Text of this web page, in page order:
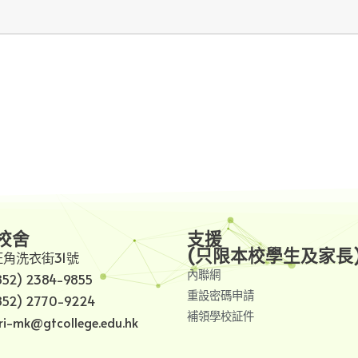
舍
洗衣街31號
2384-9855
2770-9224
mk@gtcollege.edu.hk
支援
(只限本校學生及家
內聯網
重設密碼申請
補領學校証件